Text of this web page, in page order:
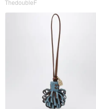
ThedoubleF